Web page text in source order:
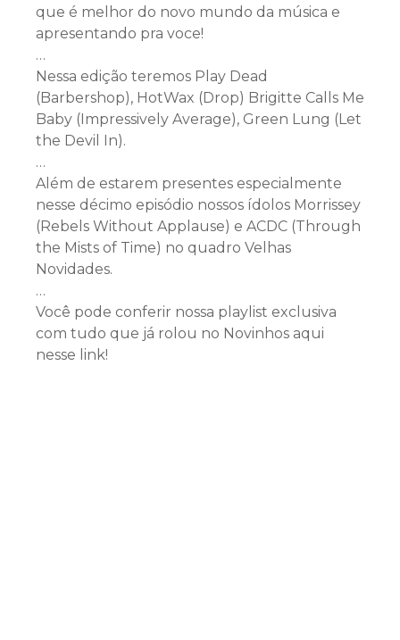
que é melhor do novo mundo da música e
apresentando pra voce!
…
Nessa edição teremos Play Dead
(Barbershop), HotWax (Drop) Brigitte Calls Me
Baby (Impressively Average), Green Lung (Let
the Devil In).
…
Além de estarem presentes especialmente
nesse décimo episódio nossos ídolos Morrissey
(Rebels Without Applause) e ACDC (Through
the Mists of Time) no quadro Velhas
Novidades.
…
Você pode conferir nossa playlist exclusiva
com tudo que já rolou no Novinhos aqui
nesse link!